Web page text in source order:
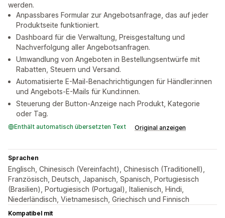
werden.
Anpassbares Formular zur Angebotsanfrage, das auf jeder
Produktseite funktioniert.
Dashboard für die Verwaltung, Preisgestaltung und
Nachverfolgung aller Angebotsanfragen.
Umwandlung von Angeboten in Bestellungsentwürfe mit
Rabatten, Steuern und Versand.
Automatisierte E-Mail-Benachrichtigungen für Händler:innen
und Angebots-E-Mails für Kund:innen.
Steuerung der Button-Anzeige nach Produkt, Kategorie
oder Tag.
Enthält automatisch übersetzten Text Original anzeigen
Sprachen
Englisch, Chinesisch (Vereinfacht), Chinesisch (Traditionell),
Französisch, Deutsch, Japanisch, Spanisch, Portugiesisch
(Brasilien), Portugiesisch (Portugal), Italienisch, Hindi,
Niederländisch, Vietnamesisch, Griechisch und Finnisch
Kompatibel mit